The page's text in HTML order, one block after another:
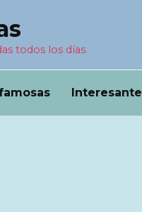
todos los días.
Interesante